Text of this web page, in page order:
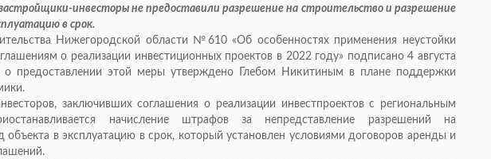
инвесторы не предоставили разрешение на строительство и разрешение
в срок.
Нижегородской области №610 «Об особенностях применения неустойки
о реализации инвестиционных проектов в 2022 году» подписано 4 августа
предоставлении этой меры утверждено Глебом Никитиным в плане поддержки
заключивших соглашения о реализации инвестпроектов с региональным
начисление штрафов за непредставление разрешений на
объекта в эксплуатацию в срок, который установлен условиями договоров аренды и